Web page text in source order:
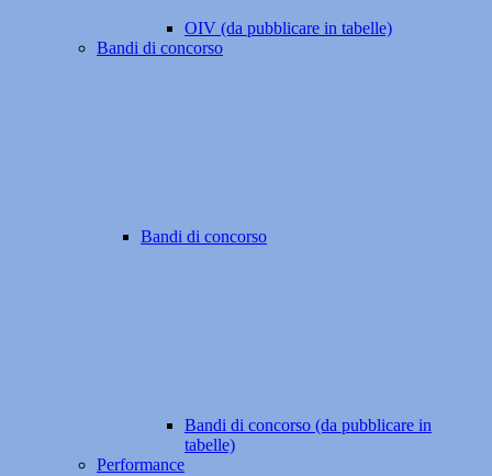
OIV (da pubblicare in tabelle)
Bandi di concorso
Bandi di concorso
Bandi di concorso (da pubblicare in
tabelle)
Performance